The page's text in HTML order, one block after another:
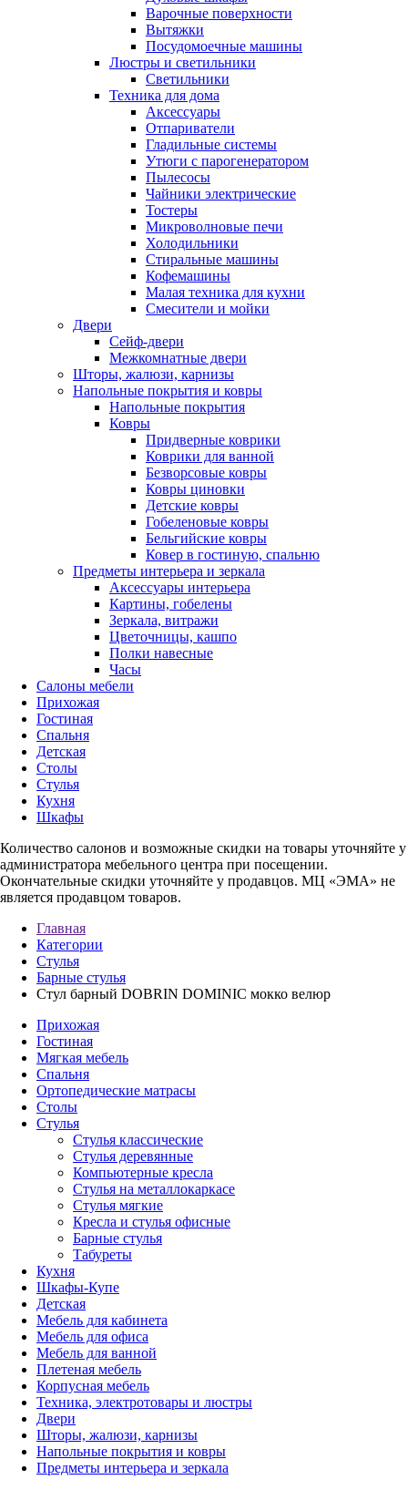
Варочные поверхности
Вытяжки
Посудомоечные машины
Люстры и светильники
Светильники
Техника для дома
Аксессуары
Отпариватели
Гладильные системы
Утюги с парогенератором
Пылесосы
Чайники электрические
Тостеры
Микроволновые печи
Холодильники
Стиральные машины
Кофемашины
Малая техника для кухни
Смесители и мойки
Двери
Сейф-двери
Межкомнатные двери
Шторы, жалюзи, карнизы
Напольные покрытия и ковры
Напольные покрытия
Ковры
Придверные коврики
Коврики для ванной
Безворсовые ковры
Ковры циновки
Детские ковры
Гобеленовые ковры
Бельгийские ковры
Ковер в гостиную, спальню
Предметы интерьера и зеркала
Аксессуары интерьера
Картины, гобелены
Зеркала, витражи
Цветочницы, кашпо
Полки навесные
Часы
Салоны мебели
Прихожая
Гостиная
Спальня
Детская
Столы
Стулья
Кухня
Шкафы
Количество салонов и возможные скидки на товары уточняйте у
администратора мебельного центра при посещении.
Окончательные скидки уточняйте у продавцов. МЦ «ЭМА» не
является продавцом товаров.
Главная
Категории
Стулья
Барные стулья
Стул барный DOBRIN DOMINIC мокко велюр
Прихожая
Гостиная
Мягкая мебель
Спальня
Ортопедические матрасы
Столы
Стулья
Стулья классические
Стулья деревянные
Компьютерные кресла
Стулья на металлокаркасе
Стулья мягкие
Кресла и стулья офисные
Барные стулья
Табуреты
Кухня
Шкафы-Купе
Детская
Мебель для кабинета
Мебель для офиса
Мебель для ванной
Плетеная мебель
Корпусная мебель
Техника, электротовары и люстры
Двери
Шторы, жалюзи, карнизы
Напольные покрытия и ковры
Предметы интерьера и зеркала